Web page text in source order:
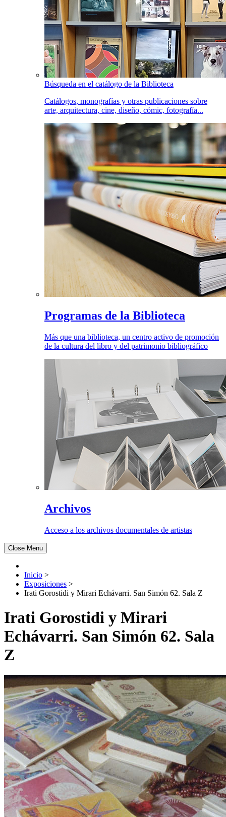
Búsqueda en el catálogo de la Biblioteca
Catálogos, monografías y otras publicaciones sobre
arte, arquitectura, cine, diseño, cómic, fotografía...
Programas de la Biblioteca
Más que una biblioteca, un centro activo de promoción
de la cultura del libro y del patrimonio bibliográfico
Archivos
Acceso a los archivos documentales de artistas
Close Menu
Inicio >
Exposiciones >
Irati Gorostidi y Mirari Echávarri. San Simón 62. Sala Z
Irati Gorostidi y Mirari
Echávarri. San Simón 62. Sala
Z